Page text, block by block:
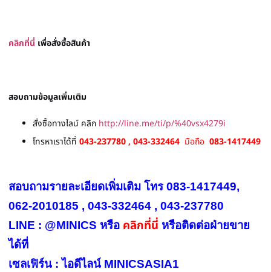
คลิกที่นี่ เพื่อสั่งซื้อสินค้า
สอบถามข้อมูลเพิ่มเติม
สั่งซื้อทางไลน์ คลิก http://line.me/ti/p/%40vsx4279i
โทรหาเราได้ที่ 043-237780 , 043-332464 มือถือ 083-1417449
สอบถามรายละเอียดเพิ่มเติม โทร 083-1417449,
062-2010185 , 043-332464 , 043-237780
LINE : @MINICS หรือ คลิกที่นี่ หรือติดต่อฝ่ายขาย
ได้ที่
เซลเฟิร์น : ไอดีไลน์ MINICSASIA1